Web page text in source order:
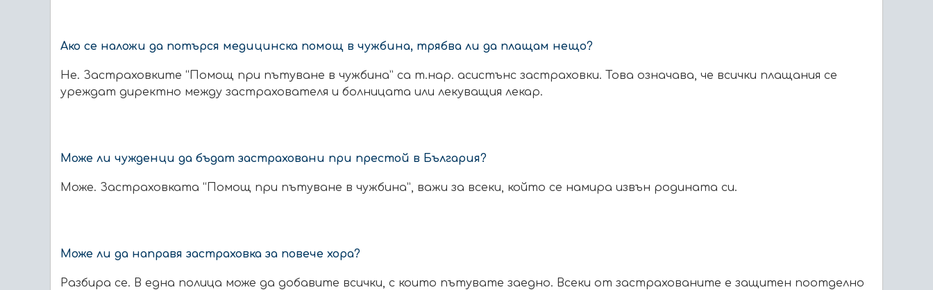
Ако се наложи да потърся медицинска помощ в чужбина, трябва ли да плащам нещо?
Не. Застраховките “Помощ при пътуване в чужбина” са т.нар. асистънс застраховки. Това означава, че всички плащания се
уреждат директно между застрахователя и болницата или лекуващия лекар.
Може ли чужденци да бъдат застраховани при престой в България?
Може. Застраховката “Помощ при пътуване в чужбина”, важи за всеки, който се намира извън родината си.
Може ли да направя застраховка за повече хора?
Разбира се. В една полица може да добавите всички, с които пътувате заедно. Всеки от застрахованите е защитен поотделно